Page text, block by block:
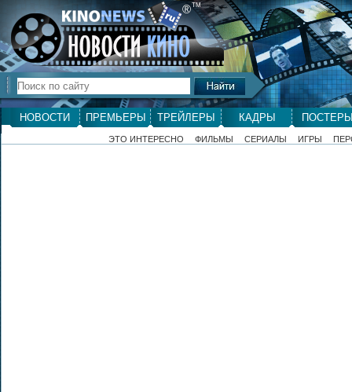
®ТМ
НОВОСТИ ПРЕМЬЕРЫ ТРЕЙЛЕРЫ КАДРЫ
ЭТО ИНТЕРЕСНО ФИЛЬМЫ СЕРИАЛЫ ИГРЫ